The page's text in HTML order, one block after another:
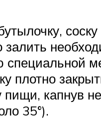
плотно
капнув
35°).